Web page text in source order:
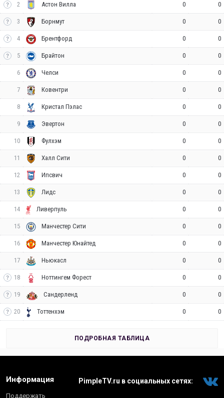
2 Астон Вилла 0 0
3 Борнмут 0 0
4 Брентфорд 0 0
5 Брайтон 0 0
6 Челси 0 0
7 Ковентри 0 0
8 Кристал Пэлас 0 0
9 Эвертон 0 0
10 Фулхэм 0 0
11 Халл Сити 0 0
12 Ипсвич 0 0
13 Лидс 0 0
14 Ливерпуль 0 0
15 Манчестер Сити 0 0
16 Манчестер Юнайтед 0 0
17 Ньюкасл 0 0
18 Ноттингем Форест 0 0
19 Сандерленд 0 0
20 Тоттенхэм 0 0
ПОДРОБНАЯ ТАБЛИЦА
Информация
Поддержать
PimpleTV.ru в социальных сетях: